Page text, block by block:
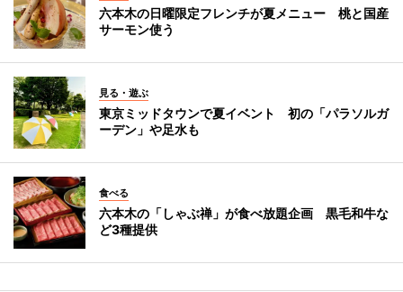
六本木の日曜限定フレンチが夏メニュー 桃と国産
サーモン使う
見る・遊ぶ
東京ミッドタウンで夏イベント 初の「パラソルガ
ーデン」や足水も
食べる
六本木の「しゃぶ禅」が食べ放題企画 黒毛和牛な
ど3種提供